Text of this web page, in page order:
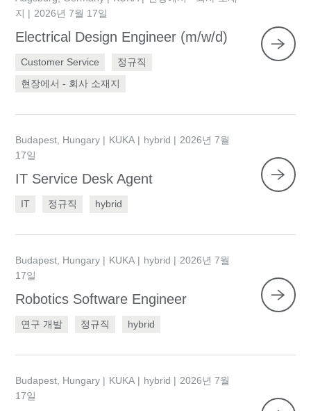
지
2026년 7월 17일
Electrical Design Engineer (m/w/d)
Customer Service
정규직
현장에서 - 회사 소재지
Budapest, Hungary KUKA hybrid
2026년 7월
17일
IT Service Desk Agent
IT 정규직 hybrid
Budapest, Hungary KUKA hybrid
2026년 7월
17일
Robotics Software Engineer
연구 개발 정규직 hybrid
Budapest, Hungary KUKA hybrid
2026년 7월
17일